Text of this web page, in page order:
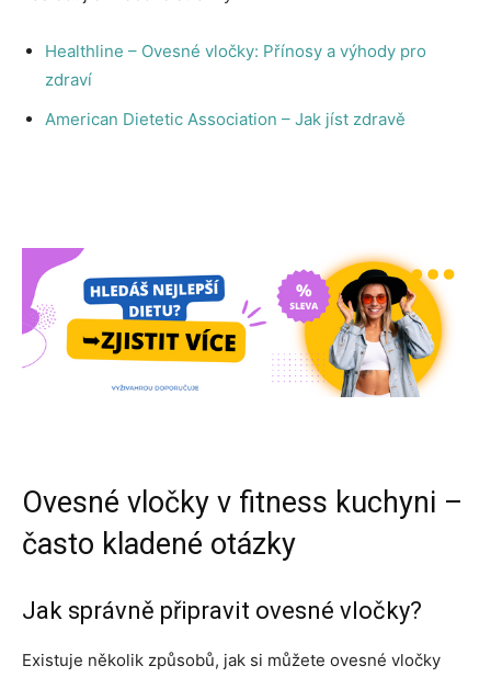
Healthline – Ovesné vločky: Přínosy a výhody pro
zdraví
American Dietetic Association – Jak jíst zdravě
Ovesné vločky v fitness kuchyni –
často kladené otázky
Jak správně připravit ovesné vločky?
Existuje několik způsobů, jak si můžete ovesné vločky